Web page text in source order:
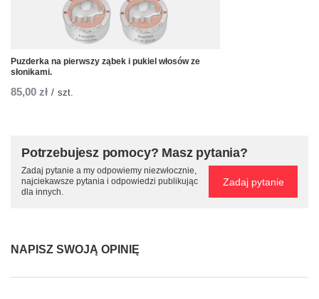
Puzderka na pierwszy ząbek i pukiel włosów ze
słonikami.
85,00 zł / szt.
Potrzebujesz pomocy? Masz pytania?
Zadaj pytanie a my odpowiemy niezwłocznie,
najciekawsze pytania i odpowiedzi publikując
dla innych.
Zadaj pytanie
NAPISZ SWOJĄ OPINIĘ